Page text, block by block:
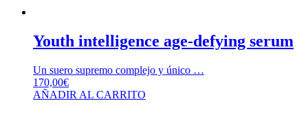
Youth intelligence age-defying serum
Un suero supremo complejo y único …
170,00€
AÑADIR AL CARRITO